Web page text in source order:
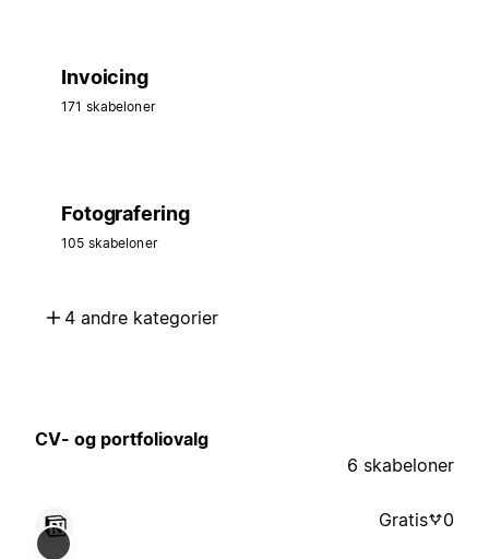
Invoicing
171 skabeloner
Fotografering
105 skabeloner
4 andre kategorier
CV- og portfoliovalg
6 skabeloner
Gratis 0